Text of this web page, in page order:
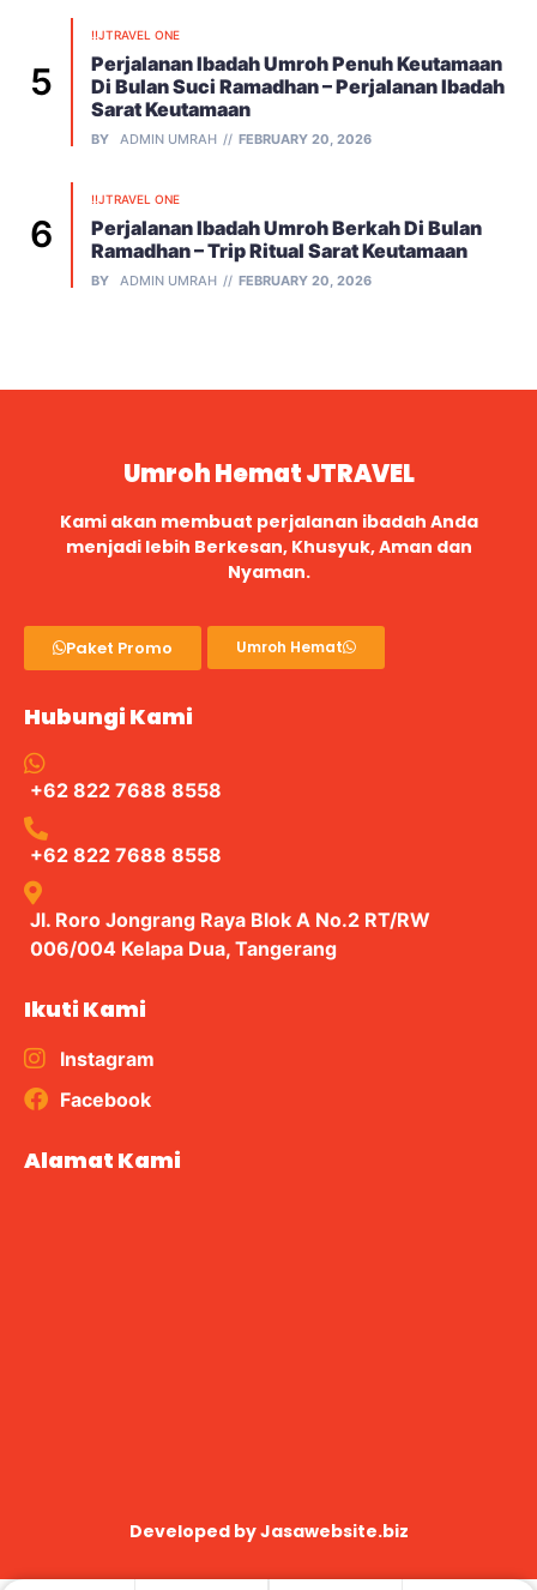
!!JTRAVEL ONE
Perjalanan Ibadah Umroh Penuh Keutamaan
Di Bulan Suci Ramadhan – Perjalanan Ibadah
Sarat Keutamaan
BY ADMIN UMRAH FEBRUARY 20, 2026
!!JTRAVEL ONE
Perjalanan Ibadah Umroh Berkah Di Bulan
Ramadhan – Trip Ritual Sarat Keutamaan
BY ADMIN UMRAH FEBRUARY 20, 2026
Umroh Hemat JTRAVEL
Kami akan membuat perjalanan ibadah Anda
menjadi lebih Berkesan, Khusyuk, Aman dan
Nyaman.
Paket Promo Umroh Hemat
Hubungi Kami
+62 822 7688 8558
+62 822 7688 8558
Jl. Roro Jongrang Raya Blok A No.2 RT/RW
006/004 Kelapa Dua, Tangerang
Ikuti Kami
Instagram
Facebook
Alamat Kami
Developed byJasawebsite.biz